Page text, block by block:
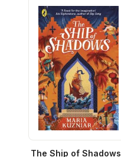
The Ship of Shadows